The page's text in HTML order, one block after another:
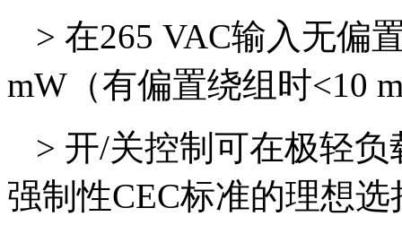
> 在265 VAC输入无偏
mW（有偏置绕组时<10
> 开/关控制可在极轻
强制性CEC标准的理想选